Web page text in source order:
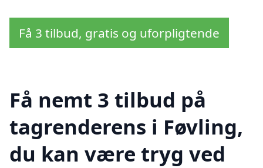
Få 3 tilbud, gratis og uforpligtende
Få nemt 3 tilbud på
tagrenderens i Føvling,
du kan være tryg ved